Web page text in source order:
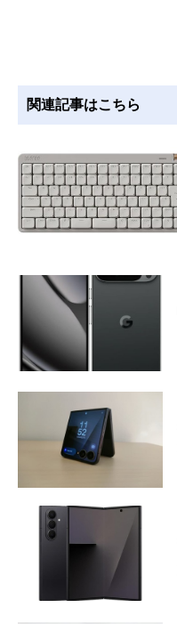
関連記事はこちら